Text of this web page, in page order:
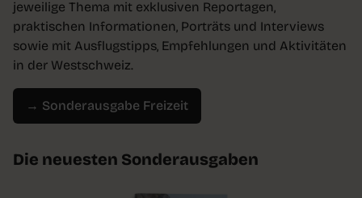
jeweilige Thema mit exklusiven Reportagen,
praktischen Informationen, Porträts und Interviews
sowie mit Ausflugstipps, Empfehlungen und Aktivitäten
in der Westschweiz.
→ Sonderausgabe Freizeit
Die neuesten Sonderausgaben